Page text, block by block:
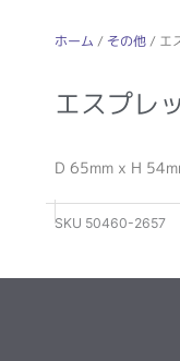
ホーム / その他/ エ
エスプレ
D 65mm x H
SKU 50460-2657